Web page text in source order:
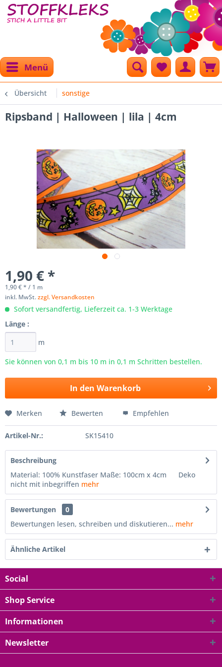
Menü
Übersicht sonstige
Ripsband | Halloween | lila | 4cm
1,90 € *
1,90 € * / 1 m
inkl. MwSt.zzgl. Versandkosten
Sofort versandfertig, Lieferzeit ca. 1-3 Werktage
Länge :
m
Sie können von 0,1 m bis 10 m in 0,1 m Schritten bestellen.
In den Warenkorb
Merken Bewerten Empfehlen
Artikel-Nr.: SK15410
Beschreibung
Material: 100% Kunstfaser Maße: 100cm x 4cm Deko
nicht mit inbegriffen mehr
Bewertungen
0
Bewertungen lesen, schreiben und diskutieren... mehr
Ähnliche Artikel
Social
Shop Service
Informationen
Newsletter